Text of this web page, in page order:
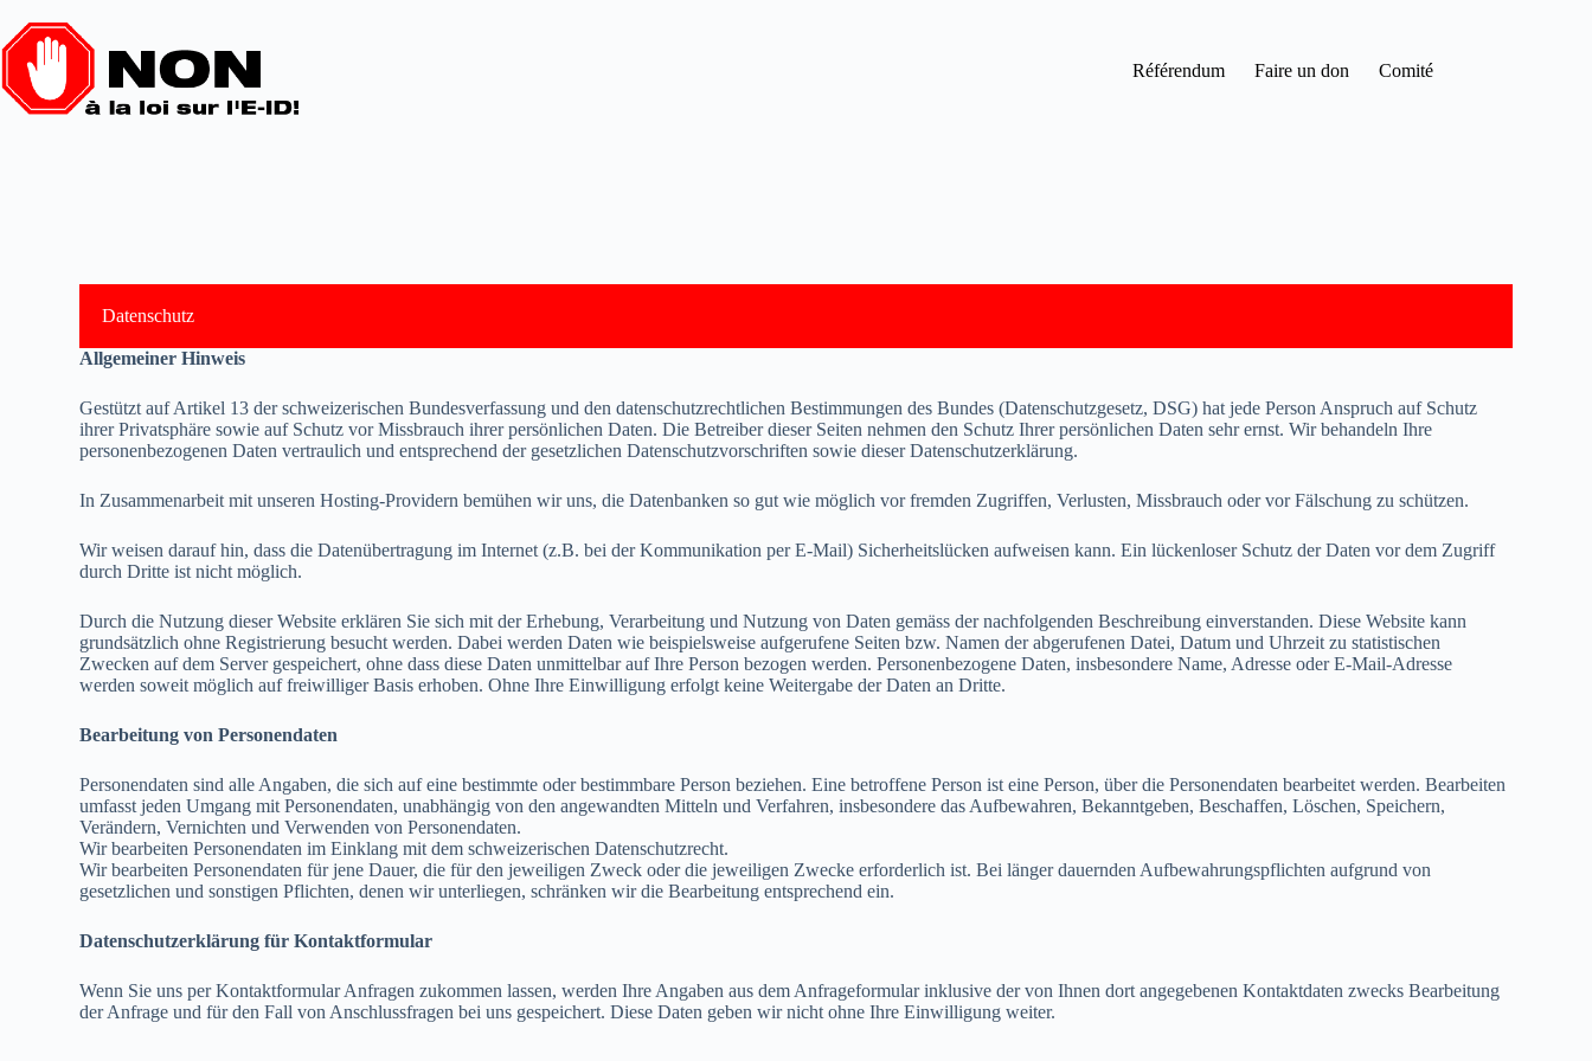
Référendum Faire un don Comité
Datenschutz
Allgemeiner Hinweis
Gestützt auf Artikel 13 der schweizerischen Bundesverfassung und den datenschutzrechtlichen Bestimmungen des Bundes (Datenschutzgesetz, DSG) hat jede Person Anspruch auf Schutz
ihrer Privatsphäre sowie auf Schutz vor Missbrauch ihrer persönlichen Daten. Die Betreiber dieser Seiten nehmen den Schutz Ihrer persönlichen Daten sehr ernst. Wir behandeln Ihre
personenbezogenen Daten vertraulich und entsprechend der gesetzlichen Datenschutzvorschriften sowie dieser Datenschutzerklärung.
In Zusammenarbeit mit unseren Hosting-Providern bemühen wir uns, die Datenbanken so gut wie möglich vor fremden Zugriffen, Verlusten, Missbrauch oder vor Fälschung zu schützen.
Wir weisen darauf hin, dass die Datenübertragung im Internet (z.B. bei der Kommunikation per E-Mail) Sicherheitslücken aufweisen kann. Ein lückenloser Schutz der Daten vor dem Zugriff
durch Dritte ist nicht möglich.
Durch die Nutzung dieser Website erklären Sie sich mit der Erhebung, Verarbeitung und Nutzung von Daten gemäss der nachfolgenden Beschreibung einverstanden. Diese Website kann
grundsätzlich ohne Registrierung besucht werden. Dabei werden Daten wie beispielsweise aufgerufene Seiten bzw. Namen der abgerufenen Datei, Datum und Uhrzeit zu statistischen
Zwecken auf dem Server gespeichert, ohne dass diese Daten unmittelbar auf Ihre Person bezogen werden. Personenbezogene Daten, insbesondere Name, Adresse oder E-Mail-Adresse
werden soweit möglich auf freiwilliger Basis erhoben. Ohne Ihre Einwilligung erfolgt keine Weitergabe der Daten an Dritte.
Bearbeitung von Personendaten
Personendaten sind alle Angaben, die sich auf eine bestimmte oder bestimmbare Person beziehen. Eine betroffene Person ist eine Person, über die Personendaten bearbeitet werden. Bearbeiten
umfasst jeden Umgang mit Personendaten, unabhängig von den angewandten Mitteln und Verfahren, insbesondere das Aufbewahren, Bekanntgeben, Beschaffen, Löschen, Speichern,
Verändern, Vernichten und Verwenden von Personendaten.
Wir bearbeiten Personendaten im Einklang mit dem schweizerischen Datenschutzrecht.
Wir bearbeiten Personendaten für jene Dauer, die für den jeweiligen Zweck oder die jeweiligen Zwecke erforderlich ist. Bei länger dauernden Aufbewahrungspflichten aufgrund von
gesetzlichen und sonstigen Pflichten, denen wir unterliegen, schränken wir die Bearbeitung entsprechend ein.
Datenschutzerklärung für Kontaktformular
Wenn Sie uns per Kontaktformular Anfragen zukommen lassen, werden Ihre Angaben aus dem Anfrageformular inklusive der von Ihnen dort angegebenen Kontaktdaten zwecks Bearbeitung
der Anfrage und für den Fall von Anschlussfragen bei uns gespeichert. Diese Daten geben wir nicht ohne Ihre Einwilligung weiter.